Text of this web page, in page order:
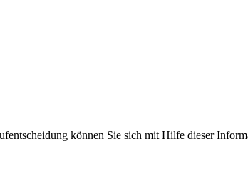
können Sie sich mit Hilfe dieser